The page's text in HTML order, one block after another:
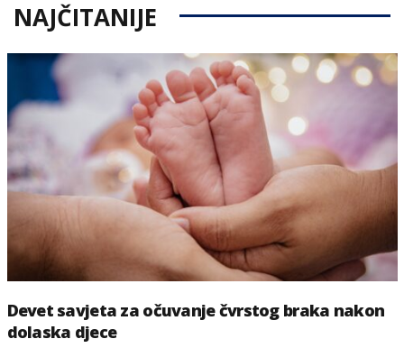
NAJČITANIJE
Devet savjeta za očuvanje čvrstog braka nakon
dolaska djece